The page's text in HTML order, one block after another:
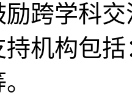
跨学科
机构包